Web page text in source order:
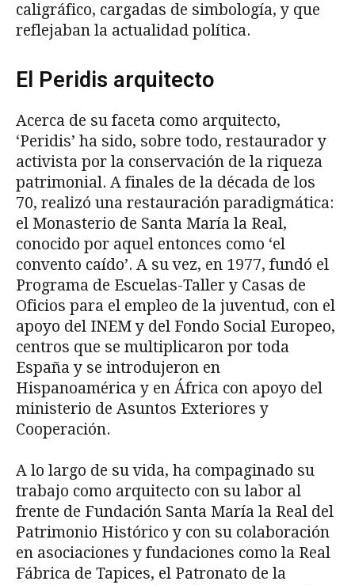
caligráfico, cargadas de simbología, y que
reflejaban la actualidad política.
El Peridis arquitecto
Acerca de su faceta como arquitecto,
‘Peridis’ ha sido, sobre todo, restaurador y
activista por la conservación de la riqueza
patrimonial. A finales de la década de los
70, realizó una restauración paradigmática:
el Monasterio de Santa María la Real,
conocido por aquel entonces como ‘el
convento caído’. A su vez, en 1977, fundó el
Programa de Escuelas-Taller y Casas de
Oficios para el empleo de la juventud, con el
apoyo del INEM y del Fondo Social Europeo,
centros que se multiplicaron por toda
España y se introdujeron en
Hispanoamérica y en África con apoyo del
ministerio de Asuntos Exteriores y
Cooperación.
A lo largo de su vida, ha compaginado su
trabajo como arquitecto con su labor al
frente de Fundación Santa María la Real del
Patrimonio Histórico y con su colaboración
en asociaciones y fundaciones como la Real
Fábrica de Tapices, el Patronato de la